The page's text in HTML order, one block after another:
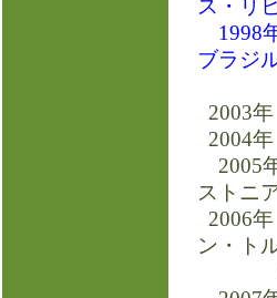
ス・リ
1998
ブラ
2003
2004
2005
ストニ
2006
ン・ト
ジア